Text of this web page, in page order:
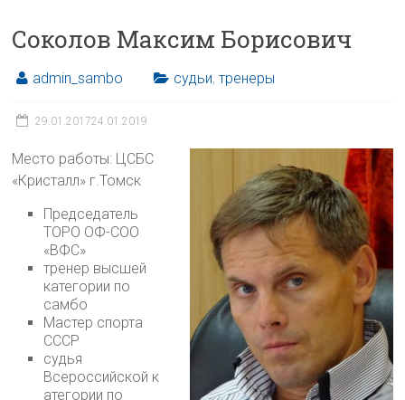
Соколов Максим Борисович
admin_sambo судьи,тренеры
29.01.201724.01.2019
Место работы: ЦСБС
«Кристалл» г.Томск
Председатель
ТОРО ОФ-СОО
«ВФС»
тренер высшей
категории по
самбо
Мастер спорта
CCCР
судья
Всероссийской к
атегории по